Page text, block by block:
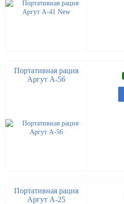
Портативная рация
Аргут А-56
Портативная рация
Аргут А-25